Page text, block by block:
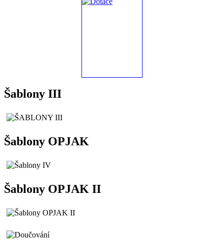
Šablony III
Šablony OPJAK
Šablony OPJAK II